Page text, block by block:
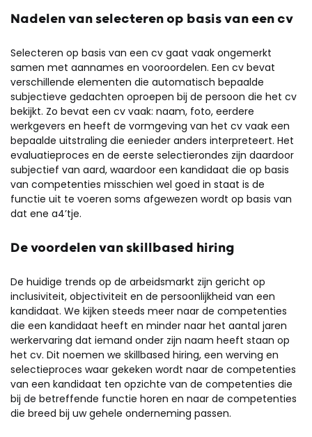
Nadelen van selecteren op basis van een cv
Selecteren op basis van een cv gaat vaak ongemerkt
samen met aannames en vooroordelen. Een cv bevat
verschillende elementen die automatisch bepaalde
subjectieve gedachten oproepen bij de persoon die het cv
bekijkt. Zo bevat een cv vaak: naam, foto, eerdere
werkgevers en heeft de vormgeving van het cv vaak een
bepaalde uitstraling die eenieder anders interpreteert. Het
evaluatieproces en de eerste selectierondes zijn daardoor
subjectief van aard, waardoor een kandidaat die op basis
van competenties misschien wel goed in staat is de
functie uit te voeren soms afgewezen wordt op basis van
dat ene a4’tje.
De voordelen van skillbased hiring
De huidige trends op de arbeidsmarkt zijn gericht op
inclusiviteit, objectiviteit en de persoonlijkheid van een
kandidaat. We kijken steeds meer naar de competenties
die een kandidaat heeft en minder naar het aantal jaren
werkervaring dat iemand onder zijn naam heeft staan op
het cv. Dit noemen we skillbased hiring, een werving en
selectieproces waar gekeken wordt naar de competenties
van een kandidaat ten opzichte van de competenties die
bij de betreffende functie horen en naar de competenties
die breed bij uw gehele onderneming passen.